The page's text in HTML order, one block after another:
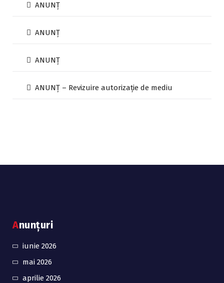
ANUNȚ
ANUNȚ
ANUNȚ
ANUNȚ – Revizuire autorizație de mediu
Anunțuri
iunie 2026
mai 2026
aprilie 2026